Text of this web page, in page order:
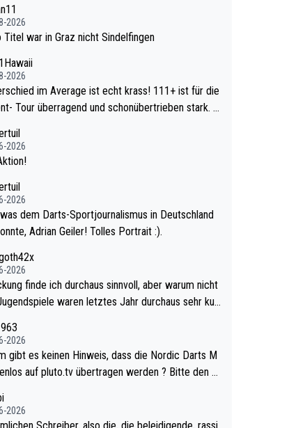
2026
Titel war in Graz nicht Sindelfingen
2026
im Average ist echt krass! 111+ ist für die
Tour überragend und schonübertrieben stark. U
Blumentopf - ist ja n
Bu
2026
2026
dem Darts-Sportjournalismus in Deutschland
Adrian Geiler! Tolles Portrait :).
2026
finde ich durchaus sinnvoll, aber warum nicht
ändert die automatische Qualifikation des Weltm
sie wollen damit für nächste
WDF Turniere spielen. Dies war bei Archie Self l
Fall. Er musste als amtierender Weltmeister d
2026
auf pluto.tv übertragen werden ? Bitte den A
2026